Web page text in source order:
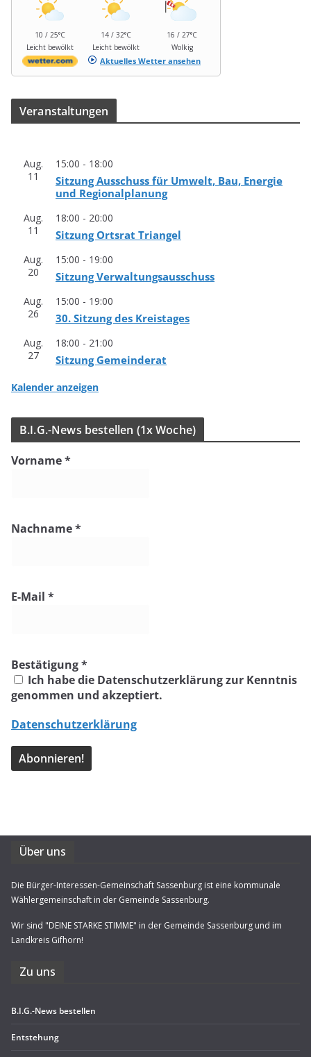
10 / 25°C
Leicht bewölkt
14 / 32°C
Leicht bewölkt
16 / 27°C
Wolkig
Aktuelles Wetter ansehen
Ver­an­stal­tun­gen
Aug.
11
15:00 - 18:00
Sit­zung Aus­schuss für Umwelt, Bau, Ener­gie
und Regionalplanung
Aug.
11
18:00 - 20:00
Sit­zung Orts­rat Triangel
Aug.
20
15:00 - 19:00
Sit­zung Verwaltungsausschuss
Aug.
26
15:00 - 19:00
30. Sit­zung des Kreistages
Aug.
27
18:00 - 21:00
Sit­zung Gemeinderat
Kalender anzeigen
B.I.G.-News bestel­len (1x Woche)
Vorname*
Nachname*
E-Mail *
Bestätigung*
Ich habe die Datenschutzerklärung zur Kenntnis
genommen und akzeptiert.
Datenschutzerklärung
Über uns
Die Bürger-Interessen-Gemeinschaft Sassenburg ist eine kommunale
Wählergemeinschaft in der Gemeinde Sassenburg.
Wir sind "DEINE STARKE STIMME" in der Gemeinde Sassenburg und im
Landkreis Gifhorn!
Zu uns
B.I.G.-News bestel­len
Ent­ste­hung